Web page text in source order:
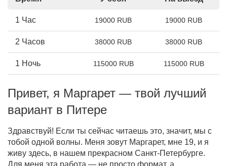
1 Час 19000 RUB 19000 RUB
2 Часов 38000 RUB 38000 RUB
1 Ночь 115000 RUB 115000 RUB
Привет, я Маргарет — твой лучший
вариант в Питере
Здравствуй! Если ты сейчас читаешь это, значит, мы с
тобой одной волны. Меня зовут Маргарет, мне 19, и я
живу здесь, в нашем прекрасном Санкт-Петербурге.